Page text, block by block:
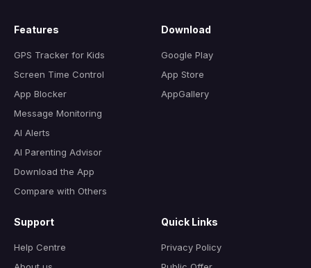
Features
GPS Tracker for Kids
Screen Time Control
App Blocker
Message Monitoring
AI Alerts
AI Parenting Advisor
Download the App
Compare with Others
Download
Google Play
App Store
AppGallery
Support
Help Centre
Quick Links
Privacy Policy